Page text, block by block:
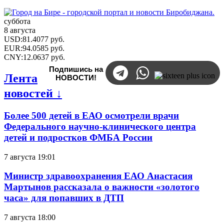
суббота
8 августа
USD:81.4077 руб.
EUR:94.0585 руб.
CNY:12.0637 руб.
Подпишись на
НОВОСТИ!
Лента
новостей ↓
Более 500 детей в ЕАО осмотрели врачи
Федерального научно-клинического центра
детей и подростков ФМБА России
7 августа 19:01
Министр здравоохранения ЕАО Анастасия
Мартынов рассказала о важности «золотого
часа» для попавших в ДТП
7 августа 18:00